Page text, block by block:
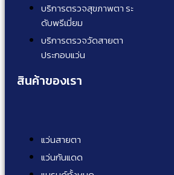
บริการตรวจสุขภาพตา ระ
ดับพรีเมี่ยม
บริการตรวจวัดสายตา
ประกอบแว่น
สินค้าของเรา
แว่นสายตา
แว่นกันแดด